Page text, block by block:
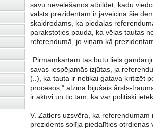
savu nevēlēšanos atbildēt, kādu
valsts prezidentam ir jāveicina šie
skaidrodams, ka piedalās
parakstoties pauda, ka vēlas tautas
referendumā, jo viņam kā
„Pirmāmkārtām tas būtu liels
savas iespējamās izjūtas, ja
(..), ka tauta ir netikai gatava kritizēt
procesos,” atzina bijušais ārsts-
ir aktīvi un tic tam, ka var politiski
V. Zatlers uzsvēra, ka
prezidents solīja piedalīties